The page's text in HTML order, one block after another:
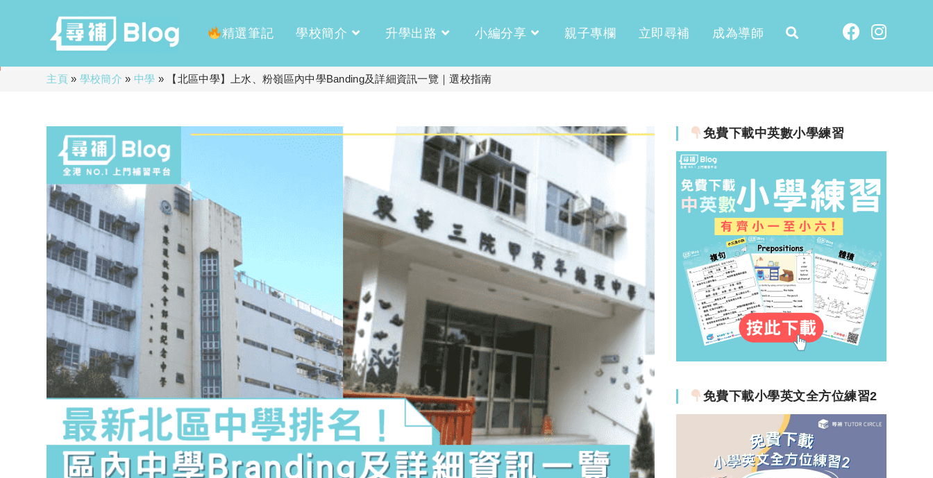
精選筆記 學校簡介 升學出路 小編分享 親子專欄 立即尋補 成為導師
主頁» 學校簡介 » 中學 » 【北區中學】上水、粉嶺區內中學Banding及詳細資訊一覽｜選校指南
免費下載中英數小學練習
免費下載小學英文全方位練習2